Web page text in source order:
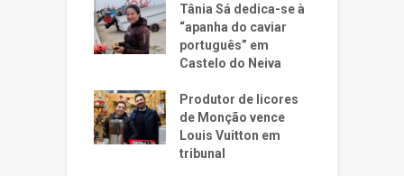
Tânia Sá dedica-se à
“apanha do caviar
português” em
Castelo do Neiva
Produtor de licores
de Monção vence
Louis Vuitton em
tribunal